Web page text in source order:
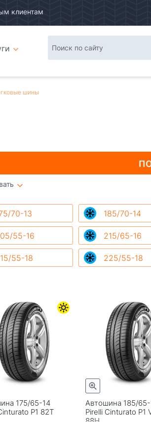
клиентам
шины
70-13 185/70-14
55-16 215/65-16
55-18 225/55-18
175/65-14
P1 82T
Автошина 185/65-
Pirelli Cinturato P1